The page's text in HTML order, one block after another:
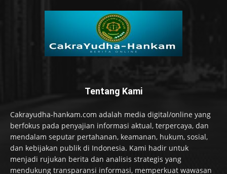
Tentang Kami
Cakrayudha-hankam.com adalah media digital/online yang
berfokus pada penyajian informasi aktual, terpercaya, dan
mendalam seputar pertahanan, keamanan, hukum, sosial,
dan kebijakan publik di Indonesia. Kami hadir untuk
menjadi rujukan berita dan analisis strategis yang
mendukung transparansi informasi, memperkuat wawasan